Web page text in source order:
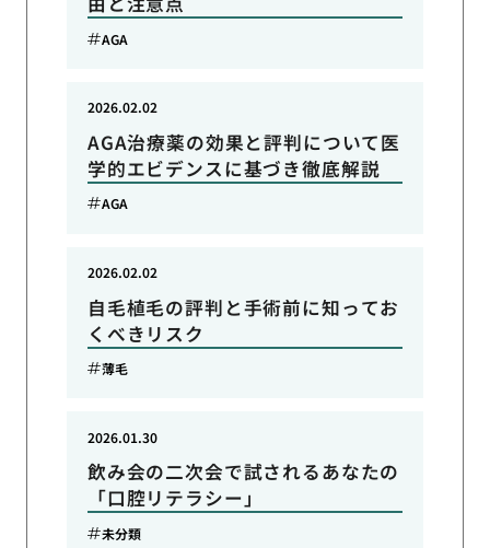
AGA
AGA治療薬の効果と評判について医
学的エビデンスに基づき徹底解説
2026.02.02
AGA
自毛植毛の評判と手術前に知ってお
くべきリスク
2026.02.02
薄毛
飲み会の二次会で試されるあなたの
「口腔リテラシー」
2026.01.30
未分類